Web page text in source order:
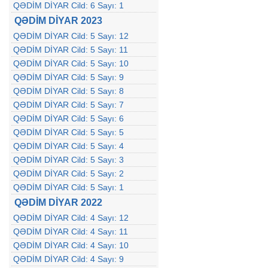
QƏDİM DİYAR Cild: 6 Sayı: 1
QƏDİM DİYAR 2023
QƏDİM DİYAR Cild: 5 Sayı: 12
QƏDİM DİYAR Cild: 5 Sayı: 11
QƏDİM DİYAR Cild: 5 Sayı: 10
QƏDİM DİYAR Cild: 5 Sayı: 9
QƏDİM DİYAR Cild: 5 Sayı: 8
QƏDİM DİYAR Cild: 5 Sayı: 7
QƏDİM DİYAR Cild: 5 Sayı: 6
QƏDİM DİYAR Cild: 5 Sayı: 5
QƏDİM DİYAR Cild: 5 Sayı: 4
QƏDİM DİYAR Cild: 5 Sayı: 3
QƏDİM DİYAR Cild: 5 Sayı: 2
QƏDİM DİYAR Cild: 5 Sayı: 1
QƏDİM DİYAR 2022
QƏDİM DİYAR Cild: 4 Sayı: 12
QƏDİM DİYAR Cild: 4 Sayı: 11
QƏDİM DİYAR Cild: 4 Sayı: 10
QƏDİM DİYAR Cild: 4 Sayı: 9